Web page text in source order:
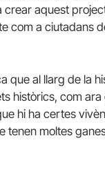
crear aquest
com a ciutadans
que al llarg de la
històrics, com
hi ha certes
tenen moltes